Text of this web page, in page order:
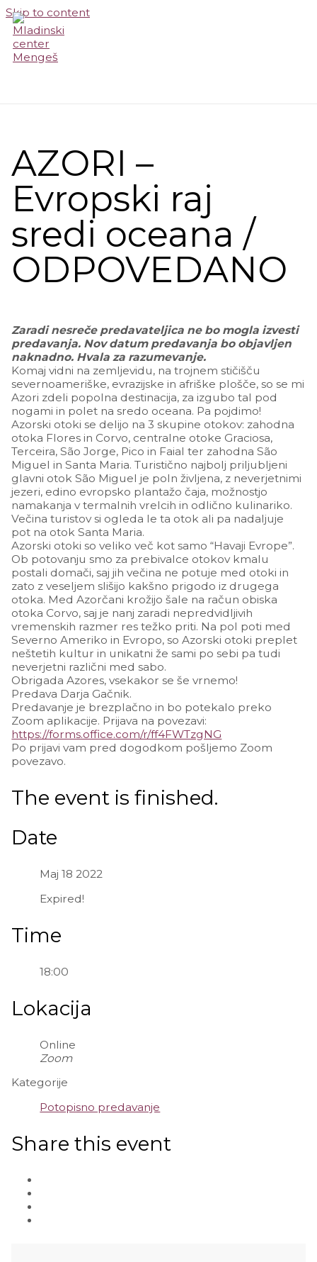
Skip to content
AZORI –
Evropski raj
sredi oceana /
ODPOVEDANO
Zaradi nesreče predavateljica ne bo mogla izvesti
predavanja. Nov datum predavanja bo objavljen
naknadno. Hvala za razumevanje.
Komaj vidni na zemljevidu, na trojnem stičišču
severnoameriške, evrazijske in afriške plošče, so se mi
Azori zdeli popolna destinacija, za izgubo tal pod
nogami in polet na sredo oceana. Pa pojdimo!
Azorski otoki se delijo na 3 skupine otokov: zahodna
otoka Flores in Corvo, centralne otoke Graciosa,
Terceira, São Jorge, Pico in Faial ter zahodna São
Miguel in Santa Maria. Turistično najbolj priljubljeni
glavni otok São Miguel je poln življena, z neverjetnimi
jezeri, edino evropsko plantažo čaja, možnostjo
namakanja v termalnih vrelcih in odlično kulinariko.
Večina turistov si ogleda le ta otok ali pa nadaljuje
pot na otok Santa Maria.
Azorski otoki so veliko več kot samo “Havaji Evrope”.
Ob potovanju smo za prebivalce otokov kmalu
postali domači, saj jih večina ne potuje med otoki in
zato z veseljem slišijo kakšno prigodo iz drugega
otoka. Med Azorčani krožijo šale na račun obiska
otoka Corvo, saj je nanj zaradi nepredvidljivih
vremenskih razmer res težko priti. Na pol poti med
Severno Ameriko in Evropo, so Azorski otoki preplet
neštetih kultur in unikatni že sami po sebi pa tudi
neverjetni različni med sabo.
Obrigada Azores, vsekakor se še vrnemo!
Predava Darja Gačnik.
Predavanje je brezplačno in bo potekalo preko
Zoom aplikacije. Prijava na povezavi:
https://forms.office.com/r/ff4FWTzgNG
Po prijavi vam pred dogodkom pošljemo Zoom
povezavo.
The event is finished.
Date
Maj 18 2022
Expired!
Time
18:00
Lokacija
Online
Zoom
Kategorije
Potopisno predavanje
Share this event